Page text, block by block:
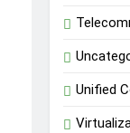
Unified